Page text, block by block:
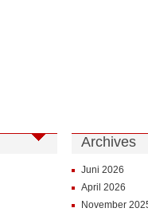
Archives
Juni 2026
April 2026
November